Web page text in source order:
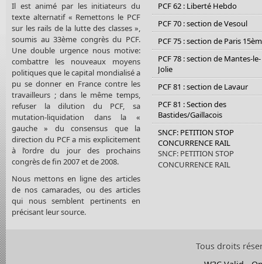
Il est animé par les initiateurs du
texte alternatif « Remettons le PCF
sur les rails de la lutte des classes »,
soumis au 33ème congrès du PCF.
Une double urgence nous motive:
combattre les nouveaux moyens
politiques que le capital mondialisé a
pu se donner en France contre les
travailleurs ; dans le même temps,
refuser la dilution du PCF, sa
mutation-liquidation dans la «
gauche » du consensus que la
direction du PCF a mis explicitement
à l’ordre du jour des prochains
congrès de fin 2007 et de 2008.
Nous mettons en ligne des articles
de nos camarades, ou des articles
qui nous semblent pertinents en
précisant leur source.
PCF 62 : Liberté Hebdo
PCF 70 : section de Vesoul
PCF 75 : section de Paris
PCF 78 : section de Mantes-le-
Jolie
PCF 81 : section de Lavaur
PCF 81 : Section des
Bastides/Gaillacois
SNCF: PETITION STOP
CONCURRENCE RAIL
SNCF: PETITION STOP
CONCURRENCE RAIL
Tous droits